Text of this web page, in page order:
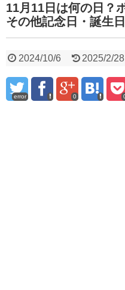
11月11日は何の日？
その他記念日・誕生
2024/10/6 2025/2/28
error 0